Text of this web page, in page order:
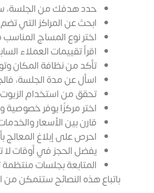
حدد هدفك من الجلسة،
ابحث عن المراكز التي
اختر نوع المساج
اقرأ تقييمات العملاء
تأكد من نظافة المكان
اسأل عن مدة الجلسة،
تحقق من استخدام الزيوت
اختر مركزًا يوفر
قارن بين الأسعار
احرص على إبلاغ
يفضل الحجز في أوقات
المتابعة بجلسات
باتباع هذه النصائح ستتمكن